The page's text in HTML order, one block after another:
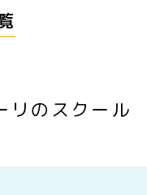
リのスクール